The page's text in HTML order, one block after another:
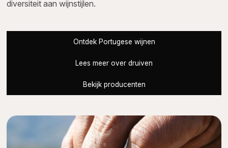
diversiteit aan wijnstijlen.
Ontdek Portugese wijnen
Lees meer over druiven
Bekijk producenten